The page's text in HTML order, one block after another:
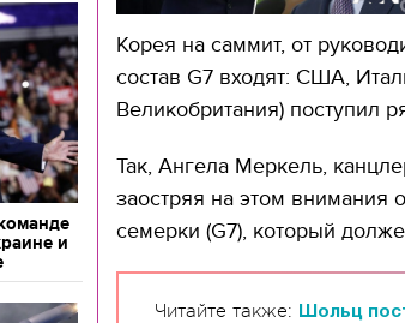
и
Корея на саммит, от
состав G7 входят: США,
Великобритания) поступил
Так, Ангела Меркель,
заостряя на этом внимания
семерки (G7), который
Читайте также:
Шольц